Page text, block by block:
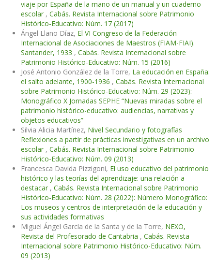
viaje por España de la mano de un manual y un cuaderno
escolar , Cabás. Revista Internacional sobre Patrimonio
Histórico-Educativo: Núm. 17 (2017)
Ángel Llano Díaz, El VI Congreso de la Federación
Internacional de Asociaciones de Maestros (FIAM-FIAI).
Santander, 1933 , Cabás. Revista Internacional sobre
Patrimonio Histórico-Educativo: Núm. 15 (2016)
José Antonio González de la Torre, La educación en España:
el salto adelante, 1900-1936 , Cabás. Revista Internacional
sobre Patrimonio Histórico-Educativo: Núm. 29 (2023):
Monográfico X Jornadas SEPHE “Nuevas miradas sobre el
patrimonio histórico-educativo: audiencias, narrativas y
objetos educativos”
Silvia Alicia Martínez, Nivel Secundario y fotografías
Reflexiones a partir de prácticas investigativas en un archivo
escolar , Cabás. Revista Internacional sobre Patrimonio
Histórico-Educativo: Núm. 09 (2013)
Francesca Davida Pizzigoni, El uso educativo del patrimonio
histórico y las teorías del aprendizaje: una relación a
destacar , Cabás. Revista Internacional sobre Patrimonio
Histórico-Educativo: Núm. 28 (2022): Número Monográfico:
Los museos y centros de interpretación de la educación y
sus actividades formativas
Miguel Ángel García de la Santa y de la Torre, NEXO,
Revista del Profesorado de Cantabria , Cabás. Revista
Internacional sobre Patrimonio Histórico-Educativo: Núm.
09 (2013)